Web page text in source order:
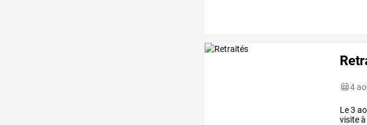
4
Le 3
visite